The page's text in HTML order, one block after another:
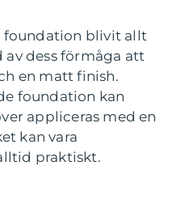
foundation blivit allt
dess förmåga att
en matt finish.
foundation kan
appliceras med en
kan vara
praktiskt.